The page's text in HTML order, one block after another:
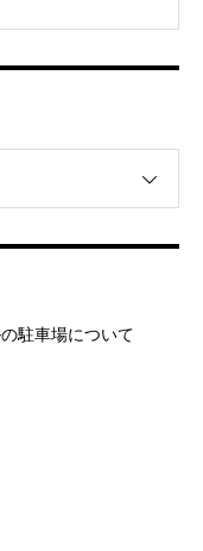
駐車場について